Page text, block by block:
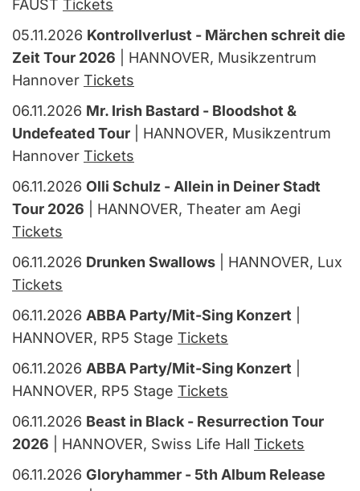
FAUST Tickets
05.11.2026 Kontrollverlust - Märchen schreit die
Zeit Tour 2026 | HANNOVER, Musikzentrum
Hannover Tickets
06.11.2026 Mr. Irish Bastard - Bloodshot &
Undefeated Tour | HANNOVER, Musikzentrum
Hannover Tickets
06.11.2026 Olli Schulz - Allein in Deiner Stadt
Tour 2026 | HANNOVER, Theater am Aegi
Tickets
06.11.2026 Drunken Swallows | HANNOVER, Lux
Tickets
06.11.2026 ABBA Party/Mit-Sing Konzert
HANNOVER, RP5 Stage Tickets
06.11.2026 ABBA Party/Mit-Sing Konzert
HANNOVER, RP5 Stage Tickets
06.11.2026 Beast in Black - Resurrection Tour
2026 | HANNOVER, Swiss Life Hall Tickets
06.11.2026 Gloryhammer - 5th Album Release